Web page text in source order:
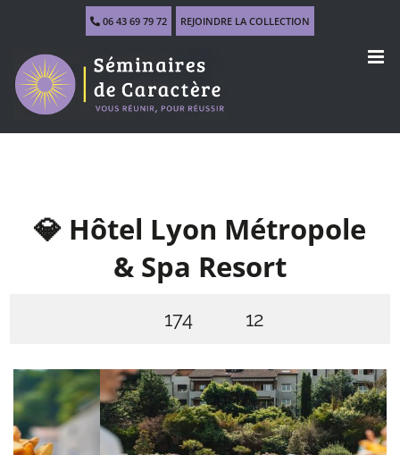
06 43 69 79 72 REJOINDRE LA COLLECTION
💎 Hôtel Lyon Métropole
& Spa Resort
174 12